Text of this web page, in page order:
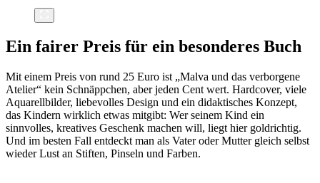
Ein fairer Preis für ein besonderes Buch
Mit einem Preis von rund 25 Euro ist „Malva und das verborgene
Atelier“ kein Schnäppchen, aber jeden Cent wert. Hardcover, viele
Aquarellbilder, liebevolles Design und ein didaktisches Konzept,
das Kindern wirklich etwas mitgibt: Wer seinem Kind ein
sinnvolles, kreatives Geschenk machen will, liegt hier goldrichtig.
Und im besten Fall entdeckt man als Vater oder Mutter gleich selbst
wieder Lust an Stiften, Pinseln und Farben.